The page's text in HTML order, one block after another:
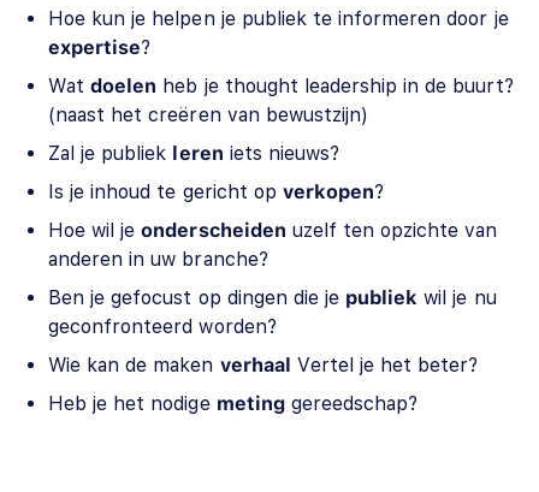
Hoe kun je helpen je publiek te informeren door je
expertise?
Watdoelen heb je thought leadership in de buurt?
(naast het creëren van bewustzijn)
Zal je publiek leren iets nieuws?
Is je inhoud te gericht op verkopen?
Hoe wil jeonderscheiden uzelf ten opzichte van
anderen in uw branche?
Ben je gefocust op dingen die je publiek wil je nu
geconfronteerd worden?
Wie kan de maken verhaal Vertel je het beter?
Heb je het nodige metinggereedschap?